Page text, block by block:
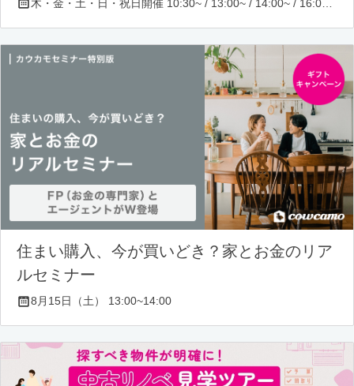
住まい購入、今が買いどき？家とお金のリア
ルセミナー
8月15日（土） 13:00~14:00